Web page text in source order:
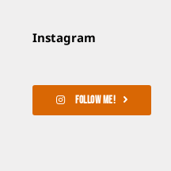
Instagram
FOLLOW ME!